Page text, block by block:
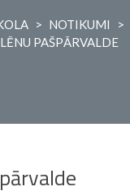
> NOTIKUMI >
PAŠPĀRVALDE